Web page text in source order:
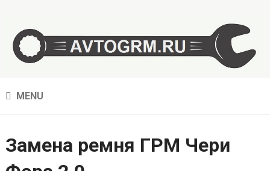
MENU
Замена ремня ГРМ Чери